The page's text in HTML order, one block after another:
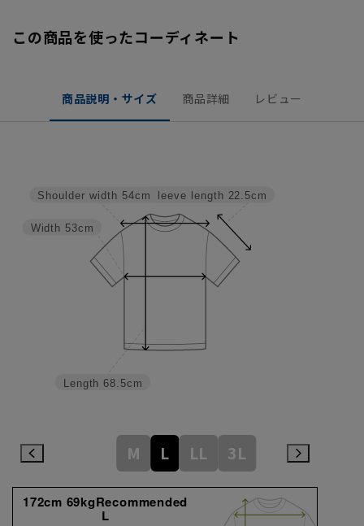
この商品を使ったコーディネート
商品説明・サイズ 商品詳細 レビュー
Sleeve length 22.5cm
Length 68.5cm
Width 53cm
Shoulder width 54cm
M L LL 3L
172cm 69kgRecommended
L